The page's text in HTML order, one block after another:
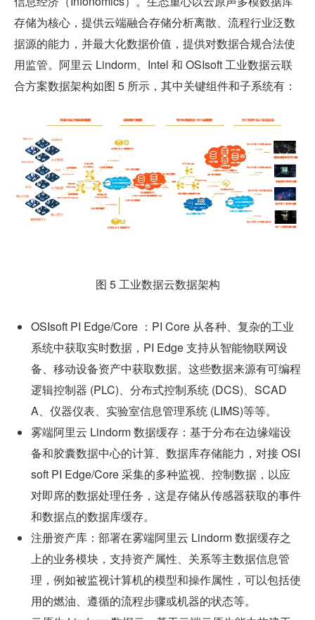
存储为核心，提供云端融合存储分析离散、流程行业泛数
据源的能力，并最大化数据价值，提供对数据合规合法使
用监管。阿里云 Lindorm、Intel 和 OSIsoft 工业数据云联
合方案数据架构如图 5 所示，其中关键组件和子系统有：
图 5 工业数据云数据架构
OSIsoft PI Edge/Core ：PI Core 从各种、复杂的工业
系统中获取实时数据，PI Edge 支持从智能物联网设
备、移动设备资产中获取数据。这些数据来源有可编程
逻辑控制器 (PLC)、分布式控制系统 (DCS)、SCAD
A、仪器仪表、实验室信息管理系统 (LIMS)等等。
雾端阿里云 Lindorm 数据缓存：基于分布在边缘端设
备和胶囊数据中心的计算、数据库存储能力，对接 OSI
soft PI Edge/Core 采集的多种监视、控制数据，以应
对即席的数据处理任务，这是存储从传感器获取的事件
和数据点的数据库缓存。
注册资产库：部署在雾端阿里云 Lindorm 数据缓存之
上的业务模块，支持资产属性、关系等主数据信息管
理，例如被监视计算机的模型和操作属性，可以包括使
用的燃油、遵循的流程步骤或机器的状态等。